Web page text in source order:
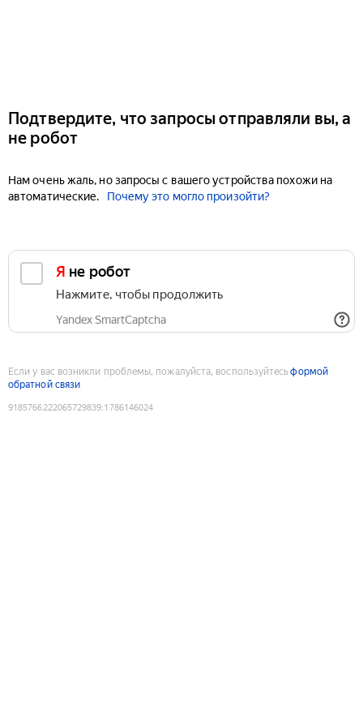
Подтвердите, что запросы отправляли вы, а
не робот
Нам очень жаль, но запросы с вашего устройства похожи на
автоматические.
Почему это могло произойти?
Я не робот
Нажмите, чтобы продолжить
Yandex SmartCaptcha
Если у вас возникли проблемы, пожалуйста, воспользуйтесьформой
обратной связи
9185766222065729839:1786146024